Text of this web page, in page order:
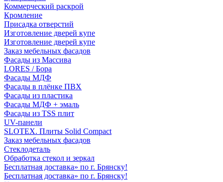
Коммерческий раскрой
Кромление
Присадка отверстий
Изготовление дверей купе
Изготовление дверей купе
Заказ мебельных фасадов
Фасады из Массива
LORES / Бора
Фасады МДФ
Фасады в плёнке ПВХ
Фасады из пластика
Фасады МДФ + эмаль
Фасады из TSS плит
UV-панели
SLOTEX. Плиты Solid Compact
Заказ мебельных фасадов
Стеклодеталь
Обработка стекол и зеркал
Бесплатная доставка» по г. Брянску!
Бесплатная доставка» по г. Брянску!